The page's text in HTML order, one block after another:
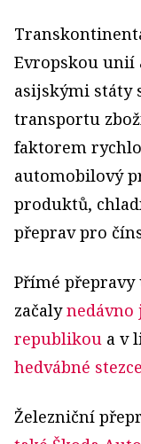
Evropskou unií
asijskými státy
transportu
faktorem
automobilový
produktů,
přeprav pro
Přímé
začalynedávno
republikou a v
hedvábné
Železniční